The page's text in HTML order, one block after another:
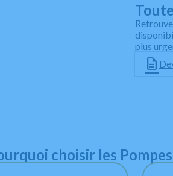
plus
choisir les